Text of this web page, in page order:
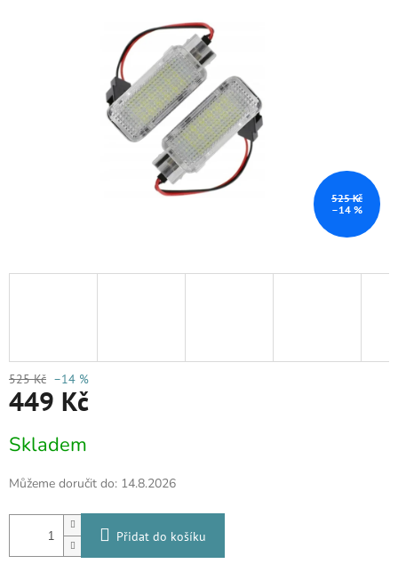
525 Kč
–14 %
525 Kč –14 %
449 Kč
cena:
Skladem
Můžeme doručit do: 14.8.2026
Přidat do košíku